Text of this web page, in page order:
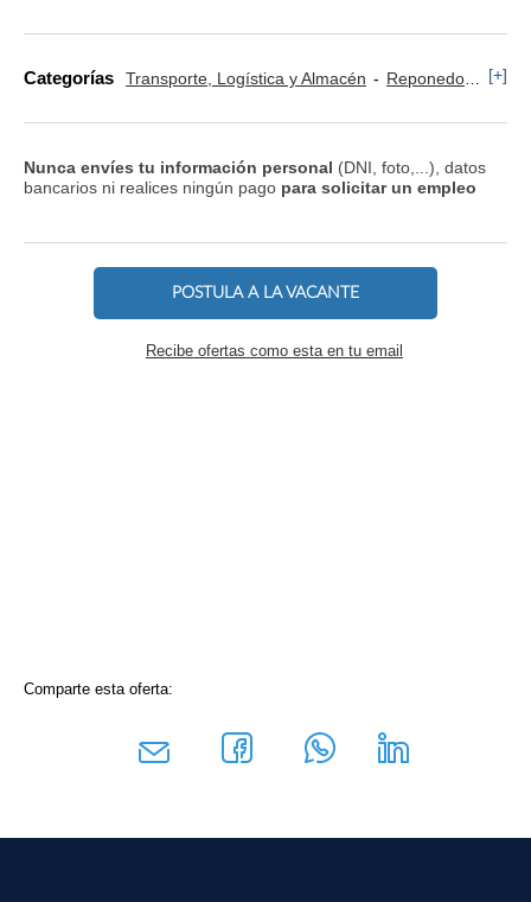
Categorías Transporte, Logística y Almacén Reponedor y Cajero [+]
Nunca envíes tu información personal (DNI, foto,...), datos
bancarios ni realices ningún pago para solicitar un empleo
POSTULA A LA VACANTE
Recibe ofertas como esta en tu email
Comparte esta oferta: